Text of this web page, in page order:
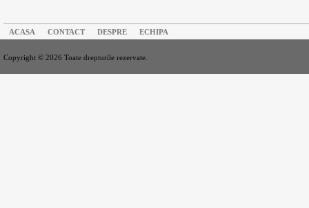
ACASA CONTACT DESPRE ECHIPA
Copyright © 2026 Toate drepturile rezervate.